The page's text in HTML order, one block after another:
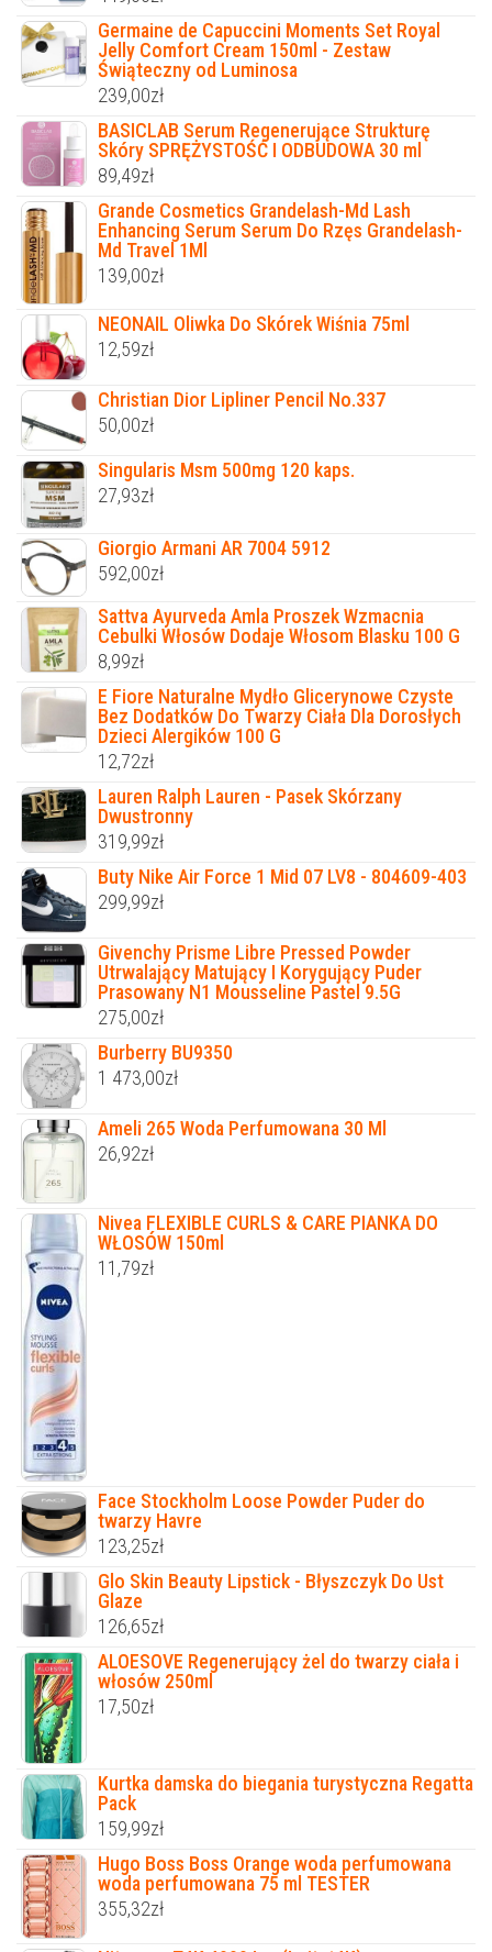
Germaine de Capuccini Moments Set Royal
Jelly Comfort Cream 150ml - Zestaw
Świąteczny od Luminosa
239,00zł
BASICLAB Serum Regenerujące Strukturę
Skóry SPRĘŻYSTOŚĆ I ODBUDOWA 30 ml
89,49zł
Grande Cosmetics Grandelash-Md Lash
Enhancing Serum Serum Do Rzęs Grandelash-
Md Travel 1Ml
139,00zł
NEONAIL Oliwka Do Skórek Wiśnia 75ml
12,59zł
Christian Dior Lipliner Pencil No.337
50,00zł
Singularis Msm 500mg 120 kaps.
27,93zł
Giorgio Armani AR 7004 5912
592,00zł
Sattva Ayurveda Amla Proszek Wzmacnia
Cebulki Włosów Dodaje Włosom Blasku 100 G
8,99zł
E Fiore Naturalne Mydło Glicerynowe Czyste
Bez Dodatków Do Twarzy Ciała Dla Dorosłych
Dzieci Alergików 100 G
12,72zł
Lauren Ralph Lauren - Pasek Skórzany
Dwustronny
319,99zł
Buty Nike Air Force 1 Mid 07 LV8 - 804609-403
299,99zł
Givenchy Prisme Libre Pressed Powder
Utrwalający Matujący I Korygujący Puder
Prasowany N1 Mousseline Pastel 9.5G
275,00zł
Burberry BU9350
1 473,00zł
Ameli 265 Woda Perfumowana 30 Ml
26,92zł
Nivea FLEXIBLE CURLS & CARE PIANKA DO
WŁOSÓW 150ml
11,79zł
Face Stockholm Loose Powder Puder do
twarzy Havre
123,25zł
Glo Skin Beauty Lipstick - Błyszczyk Do Ust
Glaze
126,65zł
ALOESOVE Regenerujący żel do twarzy ciała i
włosów 250ml
17,50zł
Kurtka damska do biegania turystyczna Regatta
Pack
159,99zł
Hugo Boss Boss Orange woda perfumowana
woda perfumowana 75 ml TESTER
355,32zł